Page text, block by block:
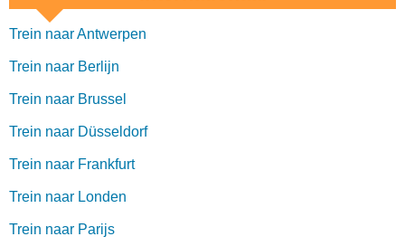
Trein naar Antwerpen
Trein naar Berlijn
Trein naar Brussel
Trein naar Düsseldorf
Trein naar Frankfurt
Trein naar Londen
Trein naar Parijs